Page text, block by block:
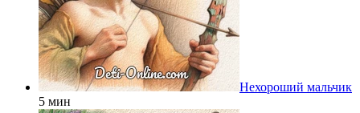
Нехороший мальчик
5 мин